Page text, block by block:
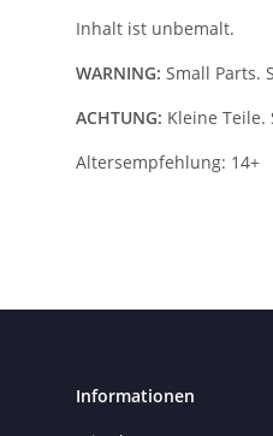
Inhalt ist unbemalt.
WARNING: Small Parts.
ACHTUNG: Kleine Teile.
Altersempfehlung: 14+
Informationen